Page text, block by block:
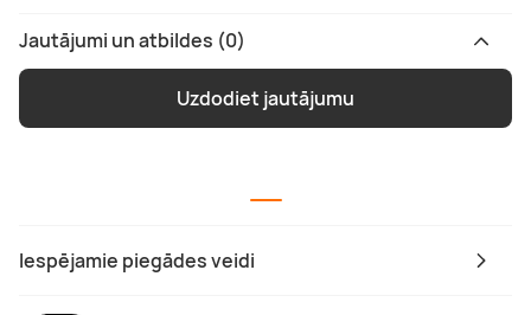
Iespējamie piegādes veidi
Jautājumi un atbildes (0)
Uzdodiet jautājumu